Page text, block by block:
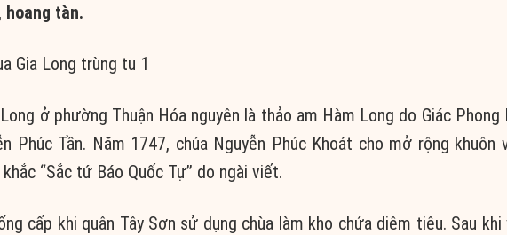
tàn.
ở phường Thuận Hóa nguyên là thảo am Hàm Long do Giác Phong
Phúc Tần. Năm 1747, chúa Nguyễn Phúc Khoát cho mở rộng khuôn
“Sắc tứ Báo Quốc Tự” do ngài viết.
cấp khi quân Tây Sơn sử dụng chùa làm kho chứa diêm tiêu. Sau khi